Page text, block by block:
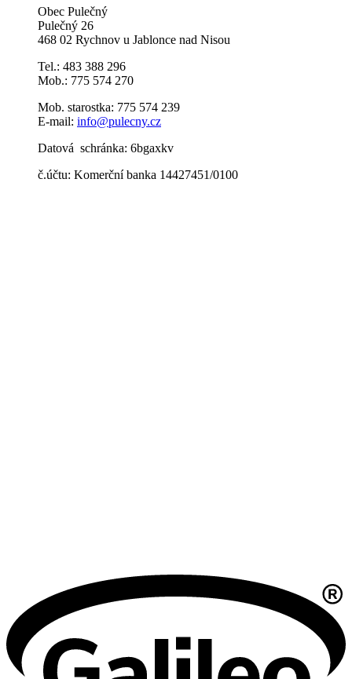
Obec Pulečný
Pulečný 26
468 02 Rychnov u Jablonce nad Nisou
Tel.: 483 388 296
Mob.: 775 574 270
Mob. starostka: 775 574 239
E-mail: info@pulecny.cz
Datová schránka: 6bgaxkv
č.účtu: Komerční banka 14427451/0100